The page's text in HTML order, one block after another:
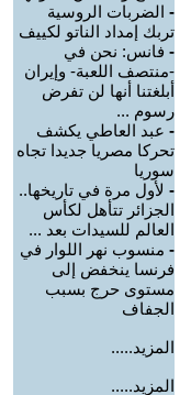
- الضربات الروسية
تربك إمداد الناتو لكييف
- فانس: نحن في
-منتصف اللعبة- وإيران
أبلغتنا أنها لن تفرض
رسوم ...
- عبد العاطي يكشف
تحركا مصريا جديدا تجاه
سوريا
- لأول مرة في تاريخها..
الجزائر تتأهل لكأس
العالم للسيدات بعد ...
- منسوب نهر اللوار في
فرنسا ينخفض إلى
مستوى حرج بسبب
الجفاف
المزيد.....
المزيد.....